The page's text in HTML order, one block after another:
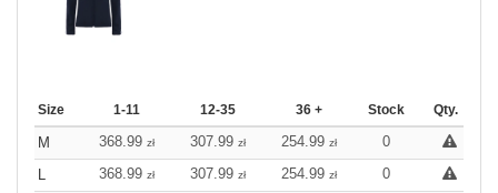
Size 1-11 12-35 36 + Stock Qty.
M 368.99 zł 307.99 zł 254.99 zł
0
L
368.99 zł 307.99 zł 254.99 zł
0